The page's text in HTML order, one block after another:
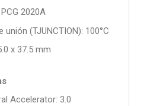
2020A
(TJUNCTION): 100°C
x 37.5 mm
Accelerator: 3.0